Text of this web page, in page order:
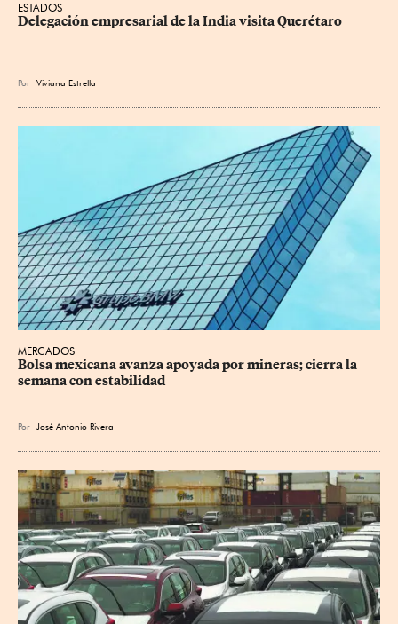
ESTADOS
Delegación empresarial de la India visita Querétaro
Por Viviana Estrella
MERCADOS
Bolsa mexicana avanza apoyada por mineras; cierra la
semana con estabilidad
Por José Antonio Rivera